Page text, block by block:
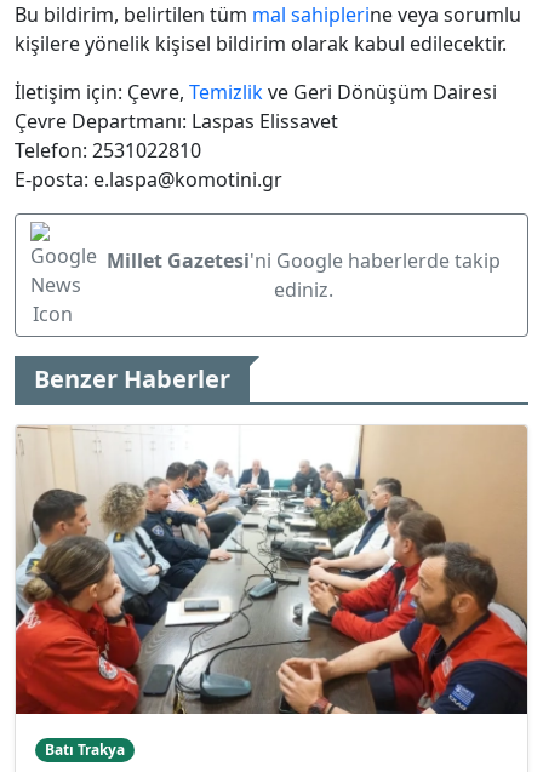
Bu bildirim, belirtilen tüm mal sahiplerine veya sorumlu
kişilere yönelik kişisel bildirim olarak kabul edilecektir.
İletişim için: Çevre, Temizlikve Geri Dönüşüm Dairesi
Çevre Departmanı: Laspas Elissavet
Telefon: 2531022810
E-posta: e.laspa@komotini.gr
Millet Gazetesi'ni Google haberlerde takip
ediniz.
Benzer Haberler
Batı Trakya